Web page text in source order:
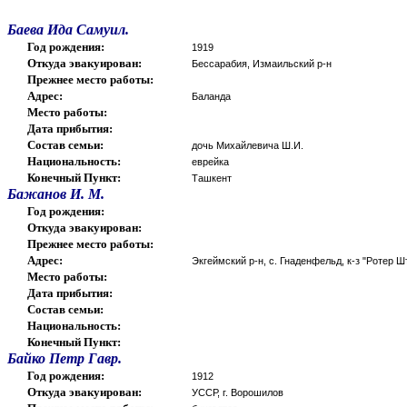
Баева Ида Самуил.
Год рождения: 1919
Откуда эвакуирован: Бессарабия, Измаильский р-н
Прежнее место работы:
Адрес:
Баланда
Место работы:
Дата прибытия:
Состав семьи:
дочь Михайлевича Ш.И.
Национальность: еврейка
Конечный Пункт: Ташкент
Бажанов И. М.
Год рождения:
Откуда эвакуирован:
Прежнее место работы:
Адрес:
Экгеймский р-н, с. Гнаденфельд, к-з "Ротер
Место работы:
Дата прибытия:
Состав семьи:
Национальность:
Конечный Пункт:
Байко Петр Гавр.
Год рождения: 1912
Откуда эвакуирован: УССР, г. Ворошилов